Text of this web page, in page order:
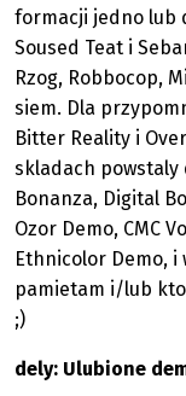
formacji jedno lub
Soused Teat i
Rzog, Robbocop,
siem. Dla
Bitter Reality i
skladach powstaly
Bonanza, Digital
Ozor Demo, CMC
Ethnicolor Demo,
pamietam i/lub
;)
dely: Ulubione